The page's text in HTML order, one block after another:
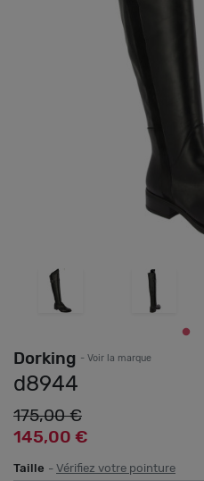
Dorking - Voir la marque
d8944
175,00 €
145,00 €
Taille - Vérifiez votre pointure